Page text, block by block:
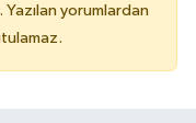
yorumlardan